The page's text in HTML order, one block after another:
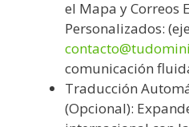
el Mapa y Correos
Personalizados:
comunicación
Traducción
(Opcional):